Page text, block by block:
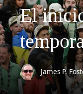
El
James P.